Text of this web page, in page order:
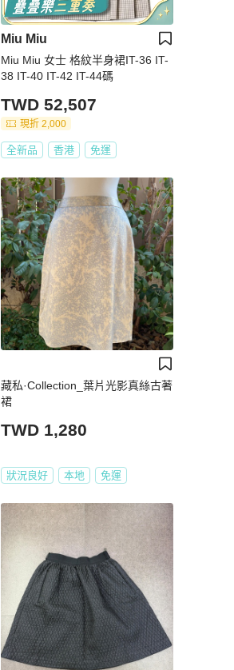
Miu Miu
Miu Miu 女士 格紋半身裙IT-36 IT-
38 IT-40 IT-42 IT-44碼
TWD 52,507
現折 2,000
全新品 香港 免運
藏私·Collection_葉片光影真絲古著
裙
TWD 1,280
狀況良好 本地 免運